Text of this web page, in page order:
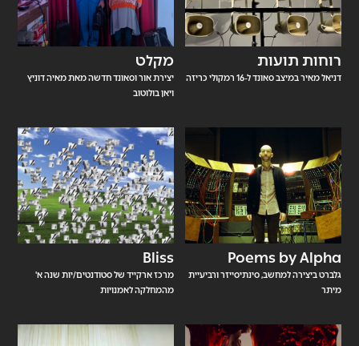
רוחות תועות
דניאל מאיר במיצב סאונד ל-16 רמקולי כריזה
מקלט
יצירת אור וסאונד חדשה מאת מאיה דוניץ
ויאן בולוטוב
Poems by Alpha
גלברט ביצירה למחשב, סינתיסייזר ורביעיית
מיתר
Bliss
מרכז ארקייד של סטודנטים/יות שנה א'
מהמחלקה לאמנויות